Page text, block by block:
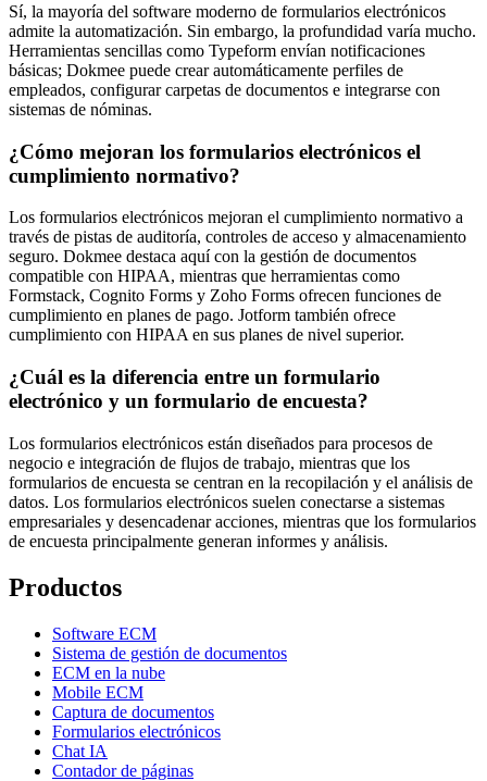
Sí, la mayoría del software moderno de formularios electrónicos
admite la automatización. Sin embargo, la profundidad varía mucho.
Herramientas sencillas como Typeform envían notificaciones
básicas; Dokmee puede crear automáticamente perfiles de
empleados, configurar carpetas de documentos e integrarse con
sistemas de nóminas.
¿Cómo mejoran los formularios electrónicos el
cumplimiento normativo?
Los formularios electrónicos mejoran el cumplimiento normativo a
través de pistas de auditoría, controles de acceso y almacenamiento
seguro. Dokmee destaca aquí con la gestión de documentos
compatible con HIPAA, mientras que herramientas como
Formstack, Cognito Forms y Zoho Forms ofrecen funciones de
cumplimiento en planes de pago. Jotform también ofrece
cumplimiento con HIPAA en sus planes de nivel superior.
¿Cuál es la diferencia entre un formulario
electrónico y un formulario de encuesta?
Los formularios electrónicos están diseñados para procesos de
negocio e integración de flujos de trabajo, mientras que los
formularios de encuesta se centran en la recopilación y el análisis de
datos. Los formularios electrónicos suelen conectarse a sistemas
empresariales y desencadenar acciones, mientras que los formularios
de encuesta principalmente generan informes y análisis.
Productos
Software ECM
Sistema de gestión de documentos
ECM en la nube
Mobile ECM
Captura de documentos
Formularios electrónicos
Chat IA
Contador de páginas